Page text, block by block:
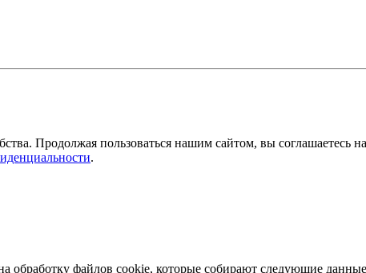
Продолжая пользоваться нашим сайтом, вы соглашаетесь
.
обработку файлов cookie, которые собирают следующие